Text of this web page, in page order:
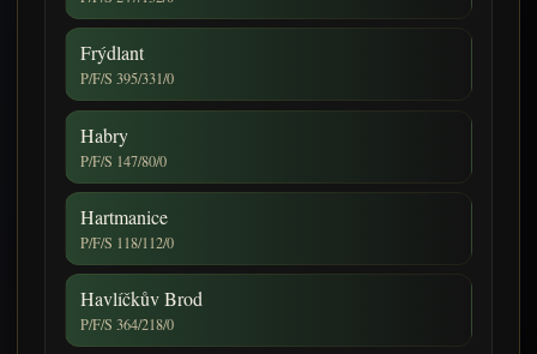
Frýdlant
P/F/S 395/331/0
Habry
P/F/S 147/80/0
Hartmanice
P/F/S 118/112/0
Havlíčkův Brod
P/F/S 364/218/0